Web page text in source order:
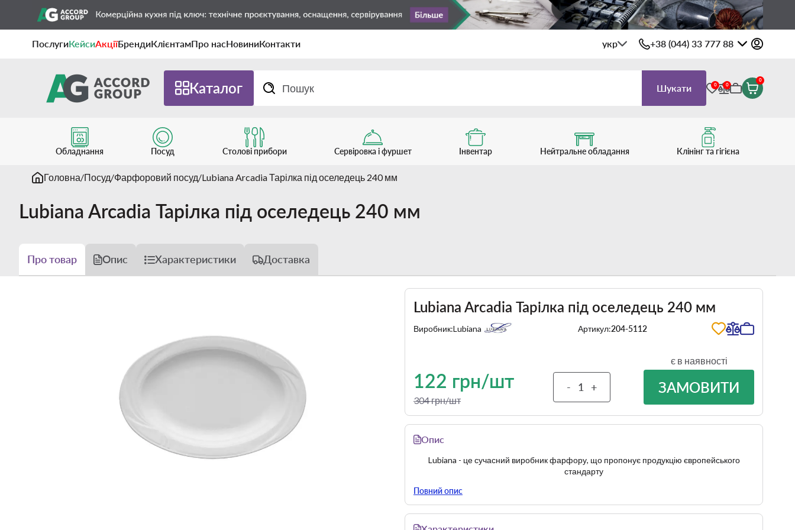
ПослугиКейсиАкціїБрендиКлієнтамПро насНовиниКонтакти укр +38 (044) 33 777 88
Каталог Шукати 0 0
0
Обладнання Посуд Столові прибори Сервіровка і фуршет Інвентар Нейтральне обладання Клінінг та гігієна
Головна Посуд Фарфоровий посуд Lubiana Arcadia Тарілка під оселедець 240 мм
Lubiana Arcadia Тарілка під оселедець 240 мм
Про товар Опис Характеристики Доставка
Lubiana Arcadia Тарілка під оселедець 240 мм
Виробник:Lubiana Артикул:204-5112
122 грн/шт
304 грн/шт
- +
є в наявності
ЗАМОВИТИ
Опис
Lubiana - це сучасний виробник фарфору, що пропонує продукцію європейського
стандарту
Повний опис